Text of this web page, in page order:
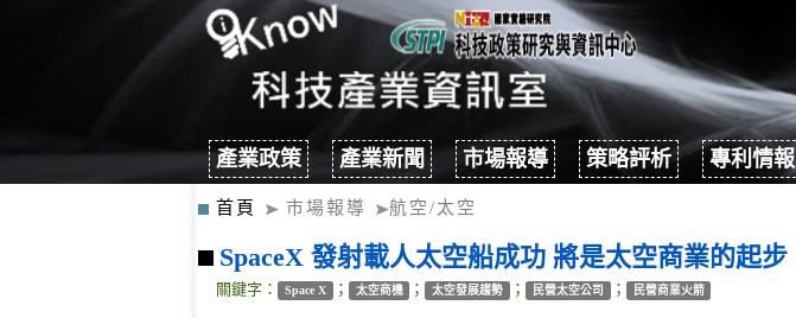
產業政策 產業新聞 市場報導 策略評析 專利情報
首頁 市場報導 航空/太空
SpaceX 發射載人太空船成功 將是太空商業的起步
關鍵字： Space X ； 太空商機 ； 太空發展趨勢 ； 民營太空公司 ； 民營商業火箭